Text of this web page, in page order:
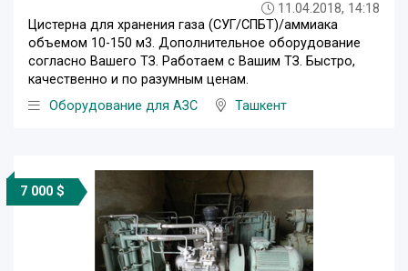
11.04.2018, 14:18
Цистерна для хранения газа (СУГ/СПБТ)/аммиака
объемом 10-150 м3. Дополнительное оборудование
согласно Вашего ТЗ. Работаем с Вашим ТЗ. Быстро,
качественно и по разумным ценам.
Оборудование для АЗС
Ташкент
7 000 $